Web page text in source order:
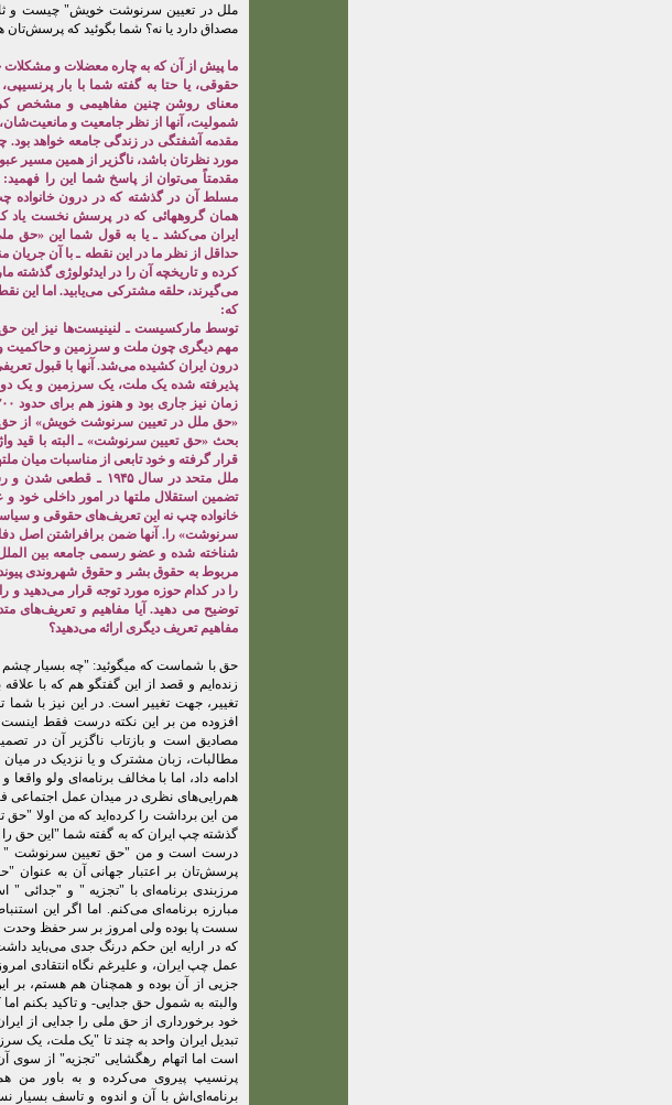
ملل در تعیین سرنوشت خویش" چیست و
مصداق دارد یا نه؟ شما بگوئید که پرسش‌تان
ما پیش از آن که به چاره معضلات و مشکلات
حقوقی، یا حتا به گفته شما با بار
معنای روشن چنین مفاهیمی و مشخص
شمولیت، آنها از نظر جامعیت و
مقدمه آشفتگی در زندگی جامعه خواهد بود.
مورد نظرتان باشد، ناگزیر از همین مسیر
مسلط آن در گذشته که در درون خانواده
همان گروههائی که در پرسش نخست یاد
ایران می‌کشد ـ یا به قول شما این «حق
حداقل از نظر ما در این نقطه ـ با آن جریان
کرده و تاریخچه آن را در ایدئولوژی
می‌گیرند، حلقه مشترکی می‌یابید. اما این
که:
توسط مارکسیست ـ لنینیست‌ها نیز این حق
مهم دیگری چون ملت و سرزمین و حاکمیت
درون ایران کشیده می‌شد. آنها با قبول
«حق ملل در تعیین سرنوشت خویش» از حق
بحث «حق تعیین سرنوشت» ـ البته با قید
قرار گرفته و خود تابعی از مناسبات میان
تضمین استقلال ملتها در امور داخلی خود
خانواده چپ نه این تعریف‌های حقوقی و
سرنوشت‌» را. آنها ضمن برافراشتن اصل
شناخته شده و عضو رسمی جامعه بین
مربوط به حقوق بشر و حقوق شهروندی
را در کدام حوزه مورد توجه قرار می‌دهید و
توضیح می دهید. آیا مفاهیم و تعریف‌های
مفاهیم تعریف دیگری ارائه می‌دهید؟
حق با شماست که میگوئید: "چه بسیار چشم
زنده‌ایم و قصد از این گفتگو هم که با
تغییر، جهت تغییر است. در این نیز با
افزوده من بر این نکته درست فقط اینست
مصادیق است و بازتاب ناگزیر آن در
مطالبات، زبان مشترک و یا نزدیک در
ادامه داد، اما با مخالف برنامه‌ای ولو
هم‌رایی‌های نظری در میدان عمل اجتماعی
من این برداشت را کرده‌اید که من اولا
گذشته چپ ایران که به گفته شما "این حق
درست است و من "حق تعیین سرنوشت "
پرسش‌تان بر اعتبار جهانی آن به عنوان
مرزبندی برنامه‌ای با "تجزیه " و "جدائی
مبارزه برنامه‌ای می‌کنم. اما اگر این
سست پا بوده ولی امروز بر سر حفظ وحدت
که در ارایه این حکم درنگ جدی می‌باید
عمل چپ ایران، و علیرغم نگاه انتقادی
جزیی از آن بوده و همچنان هم هستم، بر
والبته به شمول حق جدایی- و تاکید بکنم
خود برخورداری از حق ملی را جدایی از
تبدیل ایران واحد به چند تا "یک ملت، یک
است اما اتهام رهگشایی "تجزیه" از سوی
پرنسیپ پیروی می‌کرده و به باور من
برنامه‌ای‌اش با آن و اندوه و تاسف بسیار